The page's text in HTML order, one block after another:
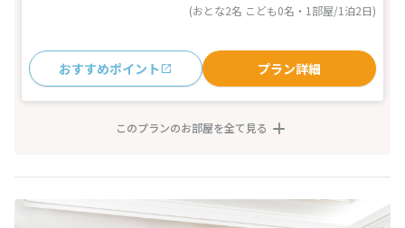
(おとな2名 こども0名・1部屋/1泊2日)
おすすめポイント プラン詳細
このプランのお部屋を全て見る